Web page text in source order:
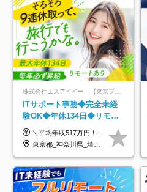
株式会社エスアイイー 【東京プロマーケット上場】
ITサポート事務◆完全未経
験OK◆年休134日◆リモー
トOK◆残業月7h以下◆賞与
年3回◆5年目まで必ず昇給
＼平均年収517万円！入社5年目まで毎年必ず昇給／ ■賞与年3回 ■年収800万円以上も可 ■入社3年以上の平均年収469.2万円 月給23万2000円以上＋賞与年3回＋各種手当 ☆入社5年目まで最大1万5000円の定期昇給を確約 ┃各種手当充実 ・規定の資格を取得すれば、2000円～5万円を毎月支給（2万4000円～60万円／年） ・研修中に取得した取得率95％の資格でも研修後の給料UP ※月給は年齢・経験・能力を考慮して、優遇いたします ※上記月給金額は固定残業代（20時間/3万1300円円以上）を含み、超過分は別途支給いたします ※試用期間（6ヶ月）は月給に変動はありますが、その他待遇に差異はありません ├入社後1ヶ月～3ヶ月間は、月給20万1900円となります └上記金額は固定残業代（10時間／1万6000円）を含み、超過分は別途支給いたします
東京都_神奈川県_埼玉県_千葉県_大阪府_愛知県_北海道_青森県_岩手県_宮城県_秋田県_山形県_福島県_茨城県_栃木県_群馬県_新潟県_山梨県_長野県_富山県_石川県_福井県_静岡県_岐阜県_三重県_兵庫県_京都府_滋賀県_奈良県_和歌山県_広島県_岡山県_鳥取県_島根県_山口県_徳島県_香川県_愛媛県_高知県_福岡県_熊本県_佐賀県_長崎県_大分県_宮崎県_鹿児島県_沖縄県